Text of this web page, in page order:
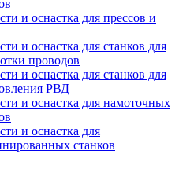
и оснастка для прессов и
и оснастка для станков для
проводов
и оснастка для станков для
РВД
и оснастка для намоточных
и оснастка для
станков